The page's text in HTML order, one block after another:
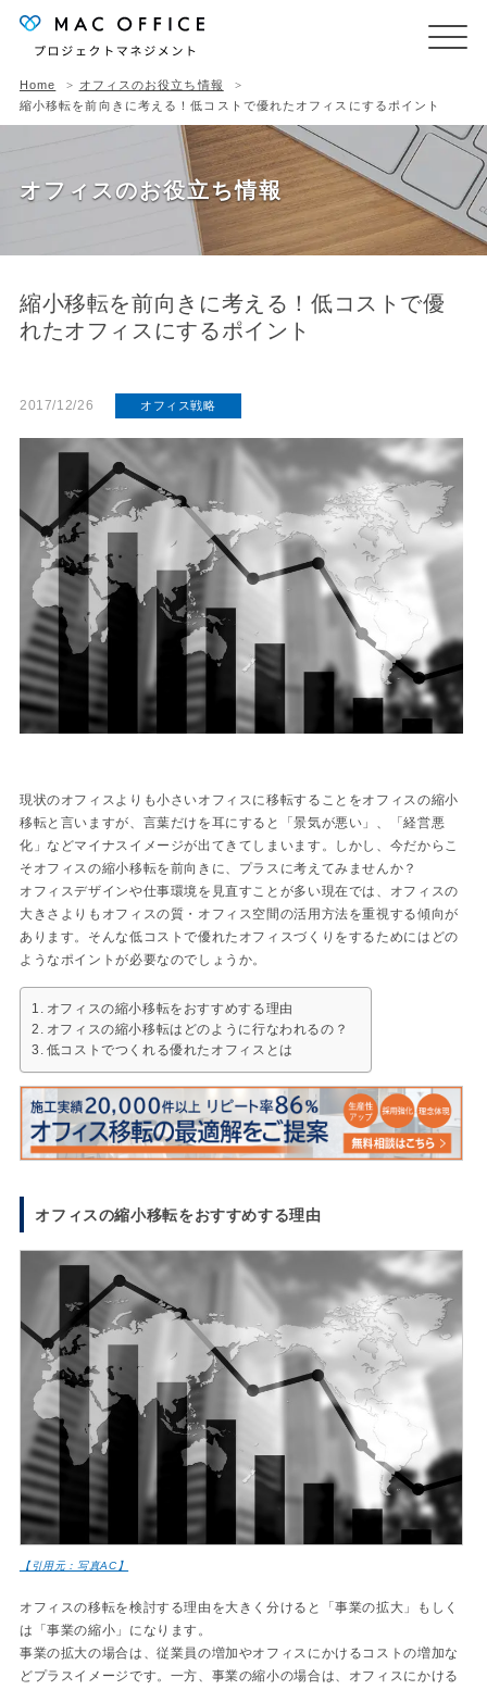
Home
オフィスのお役立ち情報
縮小移転を前向きに考える！低コストで優れたオフィスにするポイント
オフィスのお役立ち情報
縮小移転を前向きに考える！低コストで優
れたオフィスにするポイント
2017/12/26 オフィス戦略
現状のオフィスよりも小さいオフィスに移転することをオフィスの縮小
移転と言いますが、言葉だけを耳にすると「景気が悪い」、「経営悪
化」などマイナスイメージが出てきてしまいます。しかし、今だからこ
そオフィスの縮小移転を前向きに、プラスに考えてみませんか？
オフィスデザインや仕事環境を見直すことが多い現在では、オフィスの
大きさよりもオフィスの質・オフィス空間の活用方法を重視する傾向が
あります。そんな低コストで優れたオフィスづくりをするためにはどの
ようなポイントが必要なのでしょうか。
オフィスの縮小移転をおすすめする理由
オフィスの縮小移転はどのように行なわれるの？
低コストでつくれる優れたオフィスとは
オフィスの縮小移転をおすすめする理由
【引用元：写真AC】
オフィスの移転を検討する理由を大きく分けると「事業の拡大」もしく
は「事業の縮小」になります。
事業の拡大の場合は、従業員の増加やオフィスにかけるコストの増加な
どプラスイメージです。一方、事業の縮小の場合は、オフィスにかける